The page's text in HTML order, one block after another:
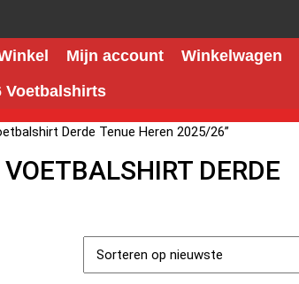
Mijn account Winkelwagen
Voetbalshirts
Derde Tenue Heren 2025/26”
DERDE